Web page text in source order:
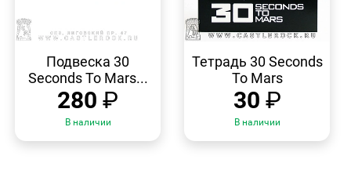
ПРОСМОТР
Подвеска 30
Seconds To Mars...
280 ₽
В наличии
ПРОСМОТР
Тетрадь 30 Seconds
To Mars
30 ₽
В наличии